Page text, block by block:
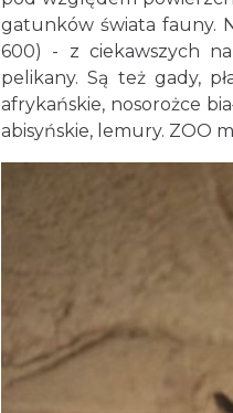
gatunków świata fauny.
600) - z ciekawszych
pelikany. Są też gady,
afrykańskie, nosorożce
abisyńskie, lemury. ZOO